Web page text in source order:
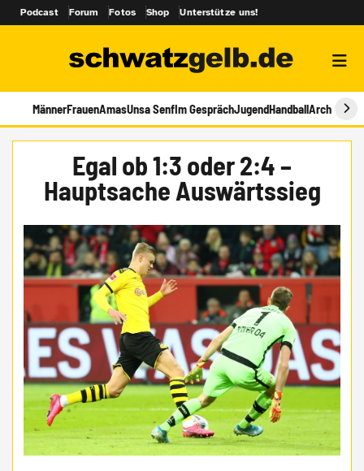
Podcast Forum Fotos Shop Unterstütze uns!
MännerFrauenAmasUnsa SenfIm GesprächJugendHandballArchiv
Egal ob 1:3 oder 2:4 –
Hauptsache Auswärtssieg